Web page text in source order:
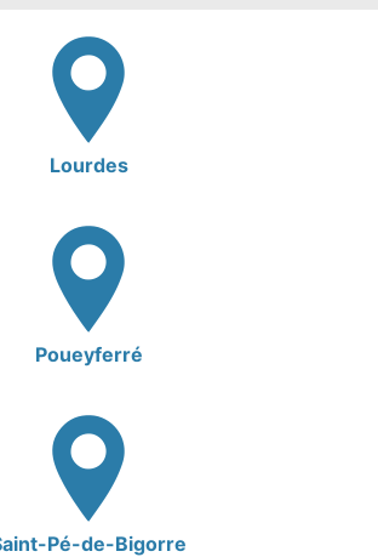
Lourdes
Poueyferré
Pé-de-Bigorre